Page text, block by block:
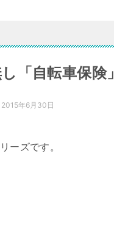
「自転車保険
2015年6月30日
ーズです。